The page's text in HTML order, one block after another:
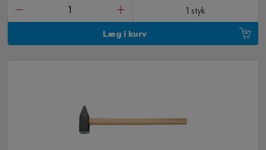
1 styk
Læg i kurv